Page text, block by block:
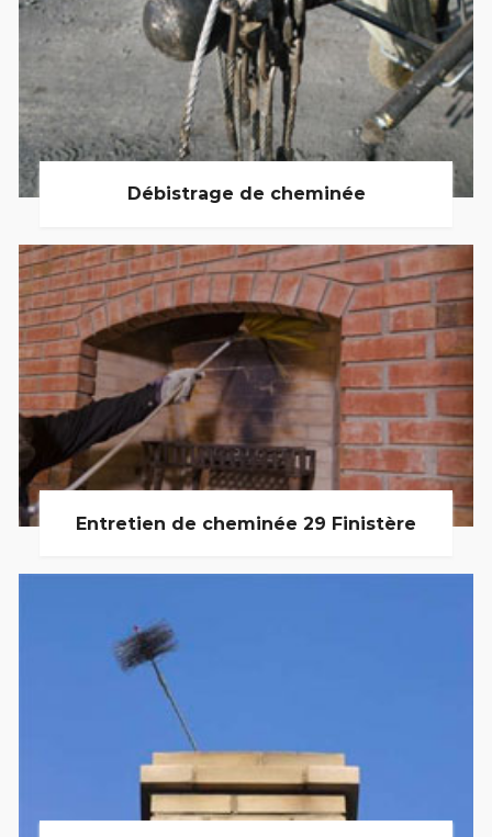
Débistrage de cheminée
Entretien de cheminée 29 Finistère